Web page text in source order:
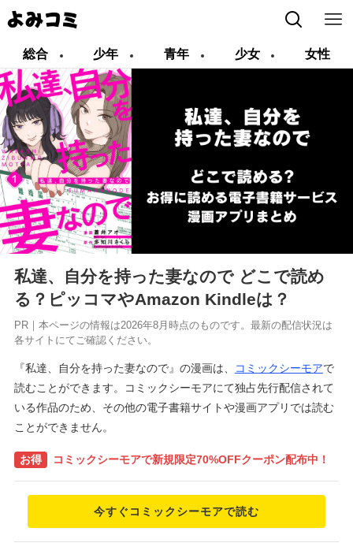
総合 少年 青年 少女 女性
私達、自分を持った妻なので どこで読め
る？ピッコマやAmazon Kindleは？
PR｜本ページの情報は2026年8月時点のものです。最新の配信状況は
各サイトにてご確認ください。
『私達、自分を持った妻なので』の漫画は、 コミックシーモアで
読むことができます。コミックシーモアにて独占先行配信されて
いる作品のため、その他の電子書籍サイトや漫画アプリでは読む
ことができません。
お得 コミックシーモアで新規限定70%OFFクーポン配布中！
今すぐコミックシーモアで読む